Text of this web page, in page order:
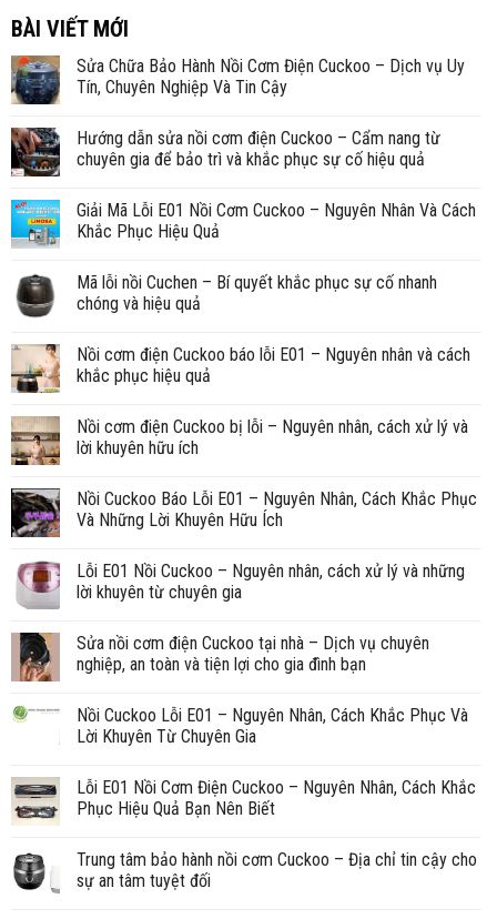
BÀI VIẾT MỚI
Sửa Chữa Bảo Hành Nồi Cơm Điện Cuckoo – Dịch vụ Uy
Tín, Chuyên Nghiệp Và Tin Cậy
Hướng dẫn sửa nồi cơm điện Cuckoo – Cẩm nang từ
chuyên gia để bảo trì và khắc phục sự cố hiệu quả
Giải Mã Lỗi E01 Nồi Cơm Cuckoo – Nguyên Nhân Và Cách
Khắc Phục Hiệu Quả
Mã lỗi nồi Cuchen – Bí quyết khắc phục sự cố nhanh
chóng và hiệu quả
Nồi cơm điện Cuckoo báo lỗi E01 – Nguyên nhân và cách
khắc phục hiệu quả
Nồi cơm điện Cuckoo bị lỗi – Nguyên nhân, cách xử lý và
lời khuyên hữu ích
Nồi Cuckoo Báo Lỗi E01 – Nguyên Nhân, Cách Khắc Phục
Và Những Lời Khuyên Hữu Ích
Lỗi E01 Nồi Cuckoo – Nguyên nhân, cách xử lý và những
lời khuyên từ chuyên gia
Sửa nồi cơm điện Cuckoo tại nhà – Dịch vụ chuyên
nghiệp, an toàn và tiện lợi cho gia đình bạn
Nồi Cuckoo Lỗi E01 – Nguyên Nhân, Cách Khắc Phục Và
Lời Khuyên Từ Chuyên Gia
Lỗi E01 Nồi Cơm Điện Cuckoo – Nguyên Nhân, Cách Khắc
Phục Hiệu Quả Bạn Nên Biết
Trung tâm bảo hành nồi cơm Cuckoo – Địa chỉ tin cậy cho
sự an tâm tuyệt đối